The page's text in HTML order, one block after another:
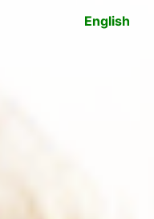
English